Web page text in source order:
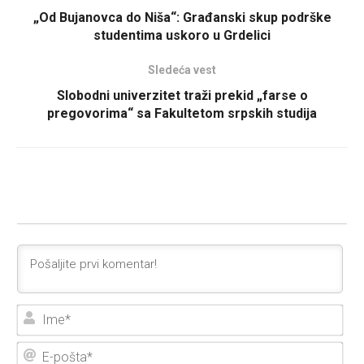
„Od Bujanovca do Niša“: Građanski skup podrške
studentima uskoro u Grdelici
Sledeća vest
Slobodni univerzitet traži prekid „farse o
pregovorima“ sa Fakultetom srpskih studija
E-